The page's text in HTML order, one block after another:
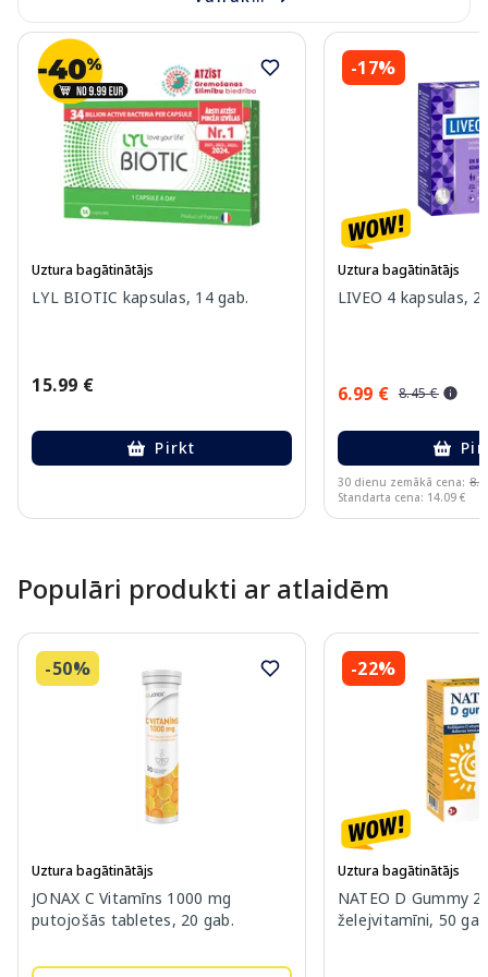
Uztura bagātinātājs
LYL BIOTIC kapsulas, 14 gab.
15.99 €
Pirkt
-17%
Uztura bagātinātājs
LIVEO 4 kapsulas,
6.99 € 8.45 €
30 dienu zemākā cena:
Standarta cena: 14.09 €
Populāri produkti ar atlaidēm
-50%
Uztura bagātinātājs
JONAX C Vitamīns 1000 mg
putojošās tabletes, 20 gab.
-22%
Uztura bagātinātājs
NATEO D Gummy
želejvitamīni, 50